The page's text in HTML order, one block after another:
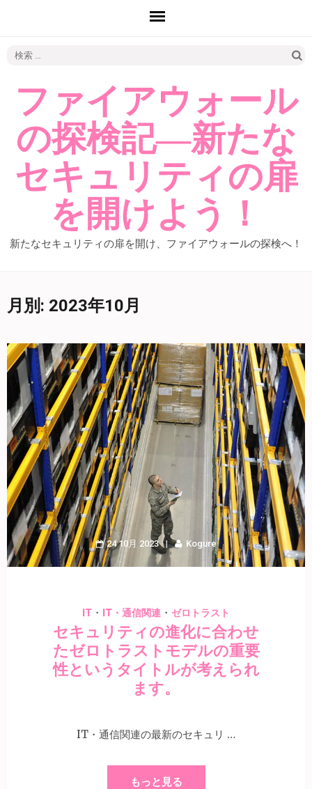
ファイアウォール
の探検記―新たな
セキュリティの扉
を開けよう！
新たなセキュリティの扉を開け、ファイアウォールの探検へ！
月別: 2023年10月
24 10月 2023 Kogure
IT ・ IT・通信関連 ・ ゼロトラスト
セキュリティの進化に合わせ
たゼロトラストモデルの重要
性というタイトルが考えられ
ます。
IT・通信関連の最新のセキュリ …
もっと見る